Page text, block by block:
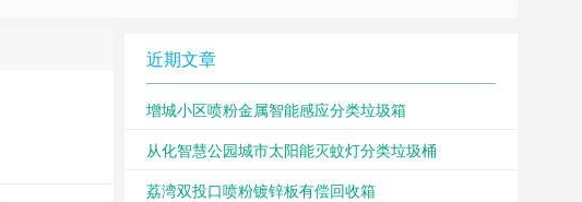
近期文章
增城小区喷粉金属智能感应分类垃圾箱
从化智慧公园城市太阳能灭蚊灯分类垃圾桶
荔湾双投口喷粉镀锌板有偿回收箱